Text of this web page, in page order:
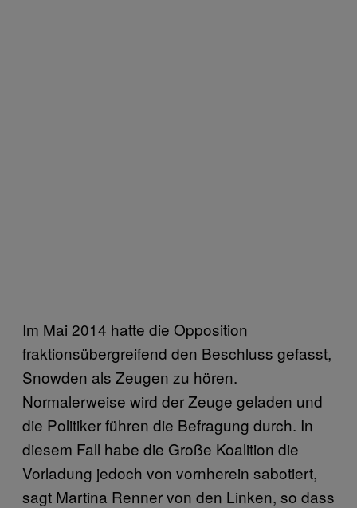
Im Mai 2014 hatte die Opposition
fraktionsübergreifend den Beschluss gefasst,
Snowden als Zeugen zu hören.
Normalerweise wird der Zeuge geladen und
die Politiker führen die Befragung durch. In
diesem Fall habe die Große Koalition die
Vorladung jedoch von vornherein sabotiert,
sagt Martina Renner von den Linken, so dass